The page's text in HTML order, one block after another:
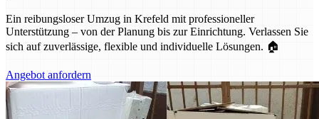
Ein reibungsloser Umzug in Krefeld mit professioneller
Unterstützung – von der Planung bis zur Einrichtung. Verlassen Sie
sich auf zuverlässige, flexible und individuelle Lösungen. 🏠
Angebot anfordern